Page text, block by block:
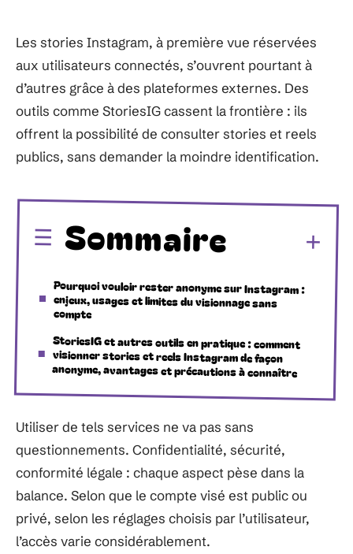
Les stories Instagram, à première vue réservées
aux utilisateurs connectés, s’ouvrent pourtant à
d’autres grâce à des plateformes externes. Des
outils comme StoriesIG cassent la frontière : ils
offrent la possibilité de consulter stories et reels
publics, sans demander la moindre identification.
Sommaire
Pourquoi vouloir rester anonyme sur Instagram :
enjeux, usages et limites du visionnage sans
compte
StoriesIG et autres outils en pratique : comment
visionner stories et reels Instagram de façon
anonyme, avantages et précautions à connaître
Utiliser de tels services ne va pas sans
questionnements. Confidentialité, sécurité,
conformité légale : chaque aspect pèse dans la
balance. Selon que le compte visé est public ou
privé, selon les réglages choisis par l’utilisateur,
l’accès varie considérablement.